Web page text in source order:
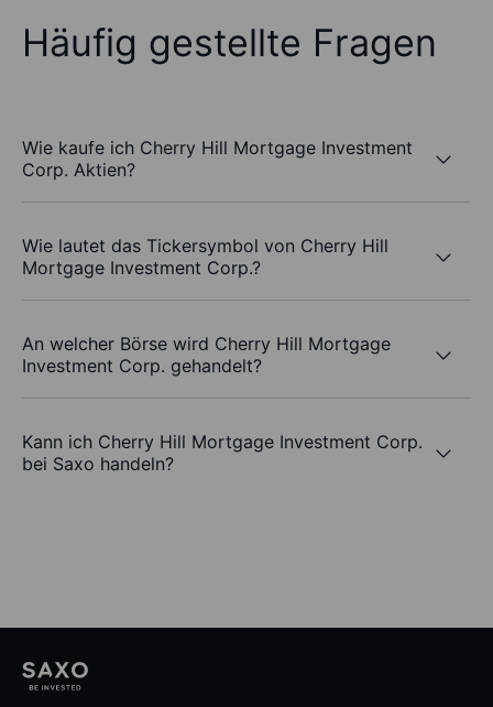
Häufig gestellte Fragen
Wie kaufe ich Cherry Hill Mortgage Investment
Corp. Aktien?
Wie lautet das Tickersymbol von Cherry Hill
Mortgage Investment Corp.?
An welcher Börse wird Cherry Hill Mortgage
Investment Corp. gehandelt?
Kann ich Cherry Hill Mortgage Investment Corp.
bei Saxo handeln?